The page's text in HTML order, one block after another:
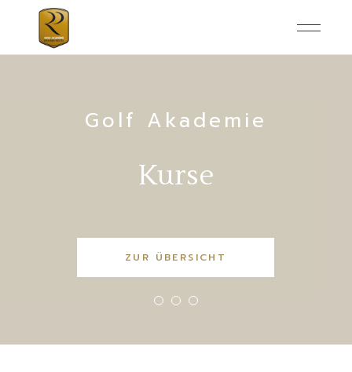
ZUR ÜBERSICHT
Golf Akademie
Kurse